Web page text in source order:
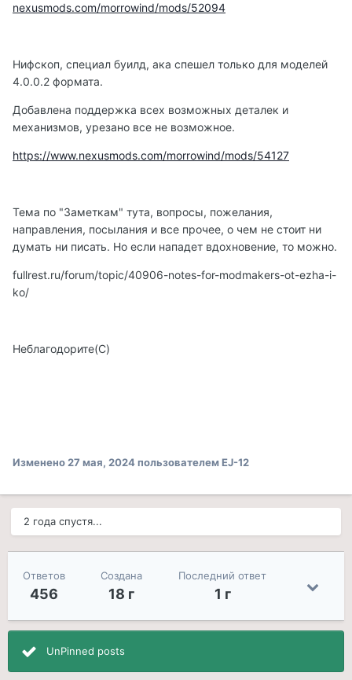
nexusmods.com/morrowind/mods/52094
Нифскоп, специал буилд, ака спешел только для моделей
4.0.0.2 формата.
Добавлена поддержка всех возможных деталек и
механизмов, урезано все не возможное.
https://www.nexusmods.com/morrowind/mods/54127
Тема по "Заметкам" тута, вопросы, пожелания,
направления, посылания и все прочее, о чем не стоит ни
думать ни писать. Но если нападет вдохновение, то можно.
fullrest.ru/forum/topic/40906-notes-for-modmakers-ot-ezha-i-
ko/
Неблагодорите(С)
Изменено27 мая, 2024пользователем EJ-12
2 года спустя...
Ответов
456
Создана
18 г
Последний ответ
1 г
UnPinned posts